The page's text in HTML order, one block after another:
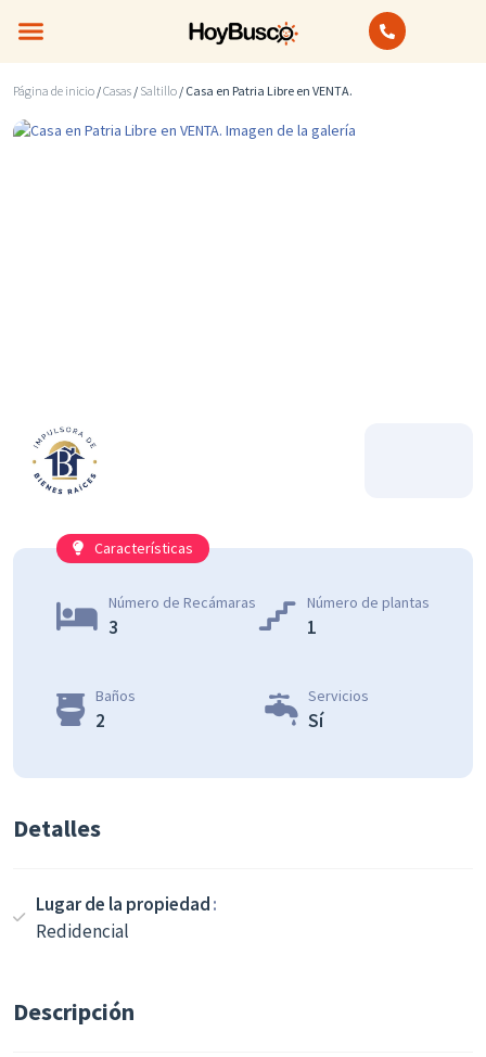
Página de inicio /Casas / Saltillo / Casa en Patria Libre en VENTA.
Características
Número de Recámaras
3
Número de plantas
1
Baños
2
Servicios
Sí
Detalles
Lugar de la propiedad
Redidencial
Descripción